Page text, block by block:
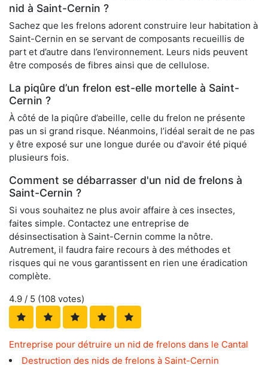
nid à Saint-Cernin ?
Sachez que les frelons adorent construire leur habitation à
Saint-Cernin en se servant de composants recueillis de
part et d’autre dans l’environnement. Leurs nids peuvent
être composés de fibres ainsi que de cellulose.
La piqûre d’un frelon est-elle mortelle à Saint-
Cernin ?
À côté de la piqûre d’abeille, celle du frelon ne présente
pas un si grand risque. Néanmoins, l’idéal serait de ne pas
y être exposé sur une longue durée ou d'avoir été piqué
plusieurs fois.
Comment se débarrasser d'un nid de frelons à
Saint-Cernin ?
Si vous souhaitez ne plus avoir affaire à ces insectes,
faites simple. Contactez une entreprise de
désinsectisation à Saint-Cernin comme la nôtre.
Autrement, il faudra faire recours à des méthodes et
risques qui ne vous garantissent en rien une éradication
complète.
4.9 / 5 (108 votes)
Entreprise pour détruire un nid de frelons dans le Cantal
Destruction des nids de frelons à Saint-Cernin